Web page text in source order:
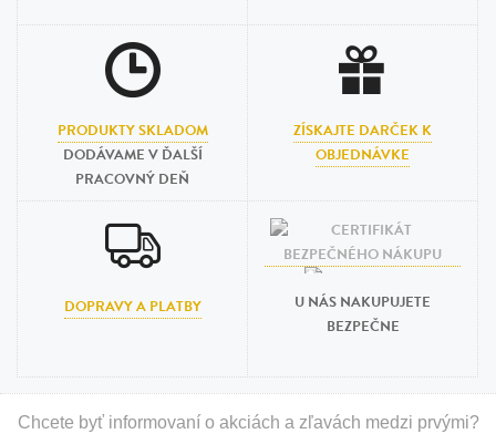
PRODUKTY SKLADOM
DODÁVAME V ĎALŠÍ
PRACOVNÝ DEŇ
ZÍSKAJTE DARČEK K
OBJEDNÁVKE
DOPRAVY A PLATBY
U NÁS NAKUPUJETE
BEZPEČNE
Chcete byť informovaní o akciách a zľavách medzi prvými?